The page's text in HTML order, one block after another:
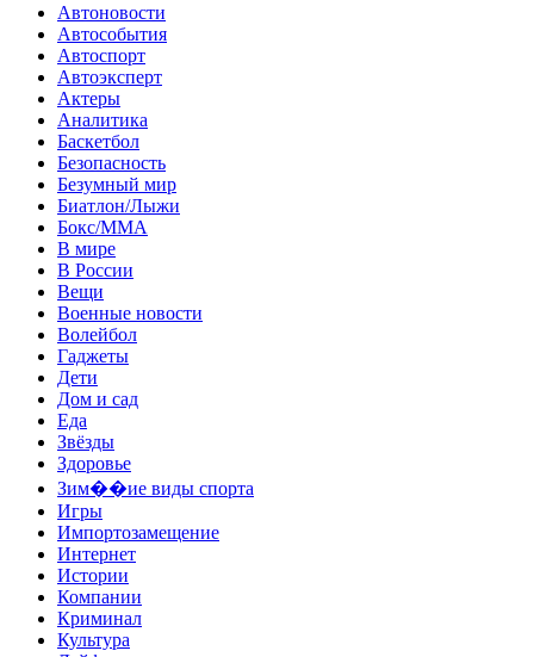
Автоновости
Автособытия
Автоспорт
Автоэксперт
Актеры
Аналитика
Баскетбол
Безопасность
Безумный мир
Биатлон/Лыжи
Бокс/MMA
В мире
В России
Вещи
Военные новости
Волейбол
Гаджеты
Дети
Дом и сад
Еда
Звёзды
Здоровье
Зим��ие виды спорта
Игры
Импортозамещение
Интернет
Истории
Компании
Криминал
Культура